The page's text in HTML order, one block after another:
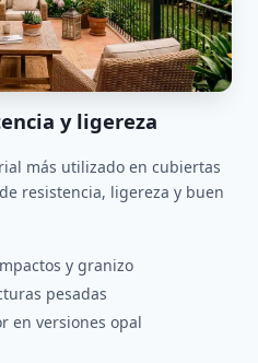
y ligereza
más utilizado en cubiertas
resistencia, ligereza y buen
y granizo
pesadas
en versiones opal